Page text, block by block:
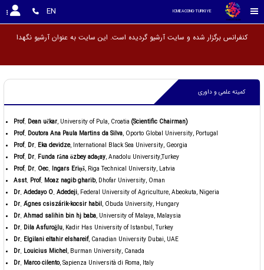
ICMEACONG-TURKIYE
EN
کنفرانس برگزار شده و سایت آرشیو گردیده است. این سایت به عنوان آرشی
کمیته علمی و داوری
Prof. Dean učkar, University of Pula, Croatia (Scientific Chairman)
Prof. Doutora Ana Paula Martins da Silva, Oporto Global University, Portugal
Prof. Dr. Eka devidze, International Black Sea University, Georgia
Prof. Dr. Funda râna özbey adaçay, Anadolu University,Turkey
Prof. Dr. Oec. Ingars Eriņš, Riga Technical University, Latvia
Asst. Prof. Moaz nagib gharib, Dhofar University, Oman
Dr. Adedayo O. Adedeji, Federal University of Agriculture, Abeokuta, Nigeria
Dr. Ágnes csiszárik-kocsir habil, Óbuda University, Hungary
Dr. Ahmad salihin bin hj baba, University of Malaya, Malaysia
Dr. Dila Asfuroğlu, Kadir Has University of Istanbul, Turkey
Dr. Elgilani eltahir elshareif, Canadian University Dubai, UAE
Dr. Louicius Michel, Burman University, Canada
Dr. Marco cilento, Sapienza Università di Roma, Italy